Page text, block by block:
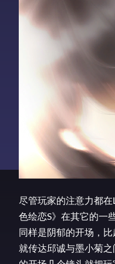
尽管玩家的注意力都
色绘恋S》在其它的一
同样是阴郁的开场，
就传达邱诚与墨小菊之